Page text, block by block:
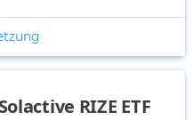
RIZE ETF